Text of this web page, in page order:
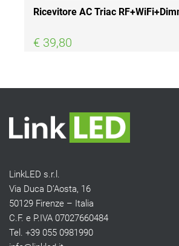
Ricevitore AC Triac
€ 39,80
LinkLED s.r.l.
Via Duca D’Aosta, 16
50129 Firenze – Italia
C.F. e P.IVA 07027660484
Tel. +39 055 0981990